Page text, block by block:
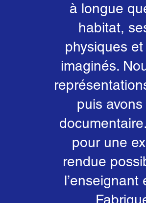
à longue
habitat,
physiques
imaginés.
puis
pour une
rendue
l’enseignant